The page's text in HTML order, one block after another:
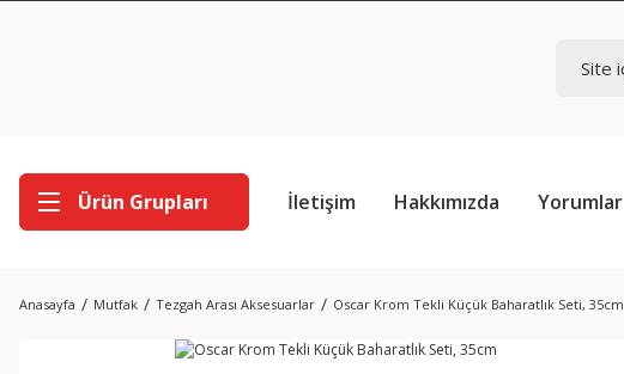
Ürün Grupları İletişim Hakkımızda Yorumlar
Anasayfa Mutfak Tezgah Arası Aksesuarlar Oscar Krom Tekli Küçük Baharatlık Seti, 35cm